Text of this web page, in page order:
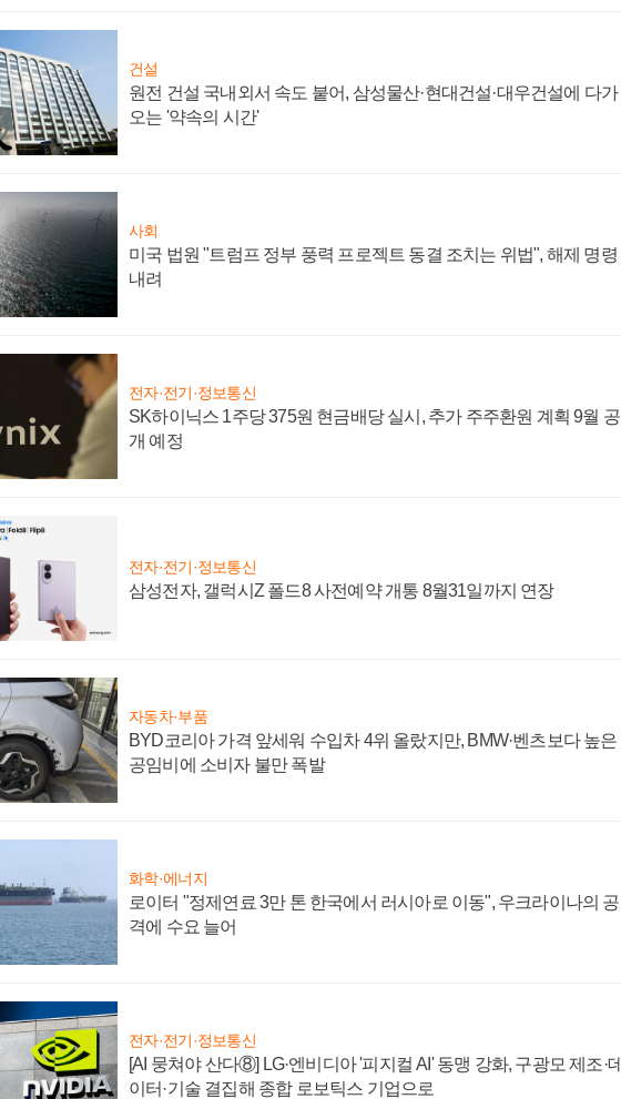
건설
원전 건설 국내외서 속도 붙어, 삼성물산·현대건설·대우건설에 다가
오는 '약속의 시간'
사회
미국 법원 "트럼프 정부 풍력 프로젝트 동결 조치는 위법", 해제 명령
내려
전자·전기·정보통신
SK하이닉스 1주당 375원 현금배당 실시, 추가 주주환원 계획 9월 공
개 예정
전자·전기·정보통신
삼성전자, 갤럭시Z 폴드8 사전예약 개통 8월31일까지 연장
자동차·부품
BYD코리아 가격 앞세워 수입차 4위 올랐지만, BMW·벤츠보다 높은
공임비에 소비자 불만 폭발
화학·에너지
로이터 "정제연료 3만 톤 한국에서 러시아로 이동", 우크라이나의 공
격에 수요 늘어
전자·전기·정보통신
[AI 뭉쳐야 산다⑧] LG·엔비디아 '피지컬 AI' 동맹 강화, 구광모 제조·데
이터·기술 결집해 종합 로보틱스 기업으로